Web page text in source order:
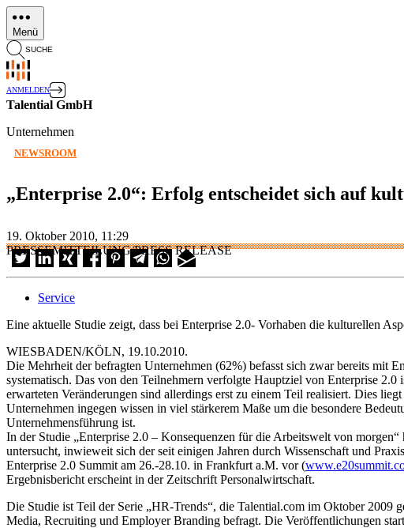
Direkt
zum
Inhalt
Menü
SUCHE
ANMELDEN
Talential GmbH
Unternehmen
NEWSROOM
„Enterprise 2.0“: Erfolg entscheidet sich auf
19. Oktober 2010, 11:29
PRESSEMITTEILUNG/PRESS RELEASE
Service
Eine aktuelle Studie zeigt, dass bei Enterprise 2.0- Vorhaben die kulturellen
WIESBADEN/KÖLN, 19.10.2010.
Die Mehrheit der befragten Unternehmen (62%) befasst sich zwar bereits mit
systematisch. Das von den Teilnehmern verfolgte Hauptziel von Enterprise
erwarteten Veränderungen sind allerdings erst zu einem Teil realisiert. Dies
Unternehmen ingegen wissen in viel stärkerem Maße um die besondere
Unternehmensführung ist.
In der Studie „Enterprise 2.0 – Konsequenzen für die Arbeitswelt von
untersucht, inwieweit sich der seit einigen Jahren durch Wissenschaft und
Enterprise 2.0 Summit am 26.-28.10. in Frankfurt a.M. vor (
Ergebnisbericht erscheint in der Zeitschrift Personalwirtschaft.
Die Studie ist Teil der Serie „HR-Trends“, die Talential.com im Oktober 2009
Media, Recruiting und Employer Branding befragt. Die Veröffentlichungen